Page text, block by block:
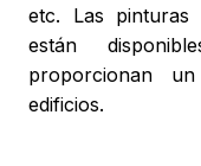
etc. Las
están
proporcionan
edificios.